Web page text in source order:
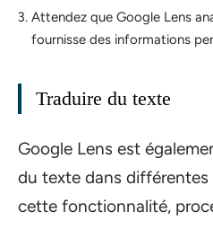
Attendez que Google Lens
fournisse des informations
Traduire du texte
Google Lens est
du texte dans différentes
cette fonctionnalité,